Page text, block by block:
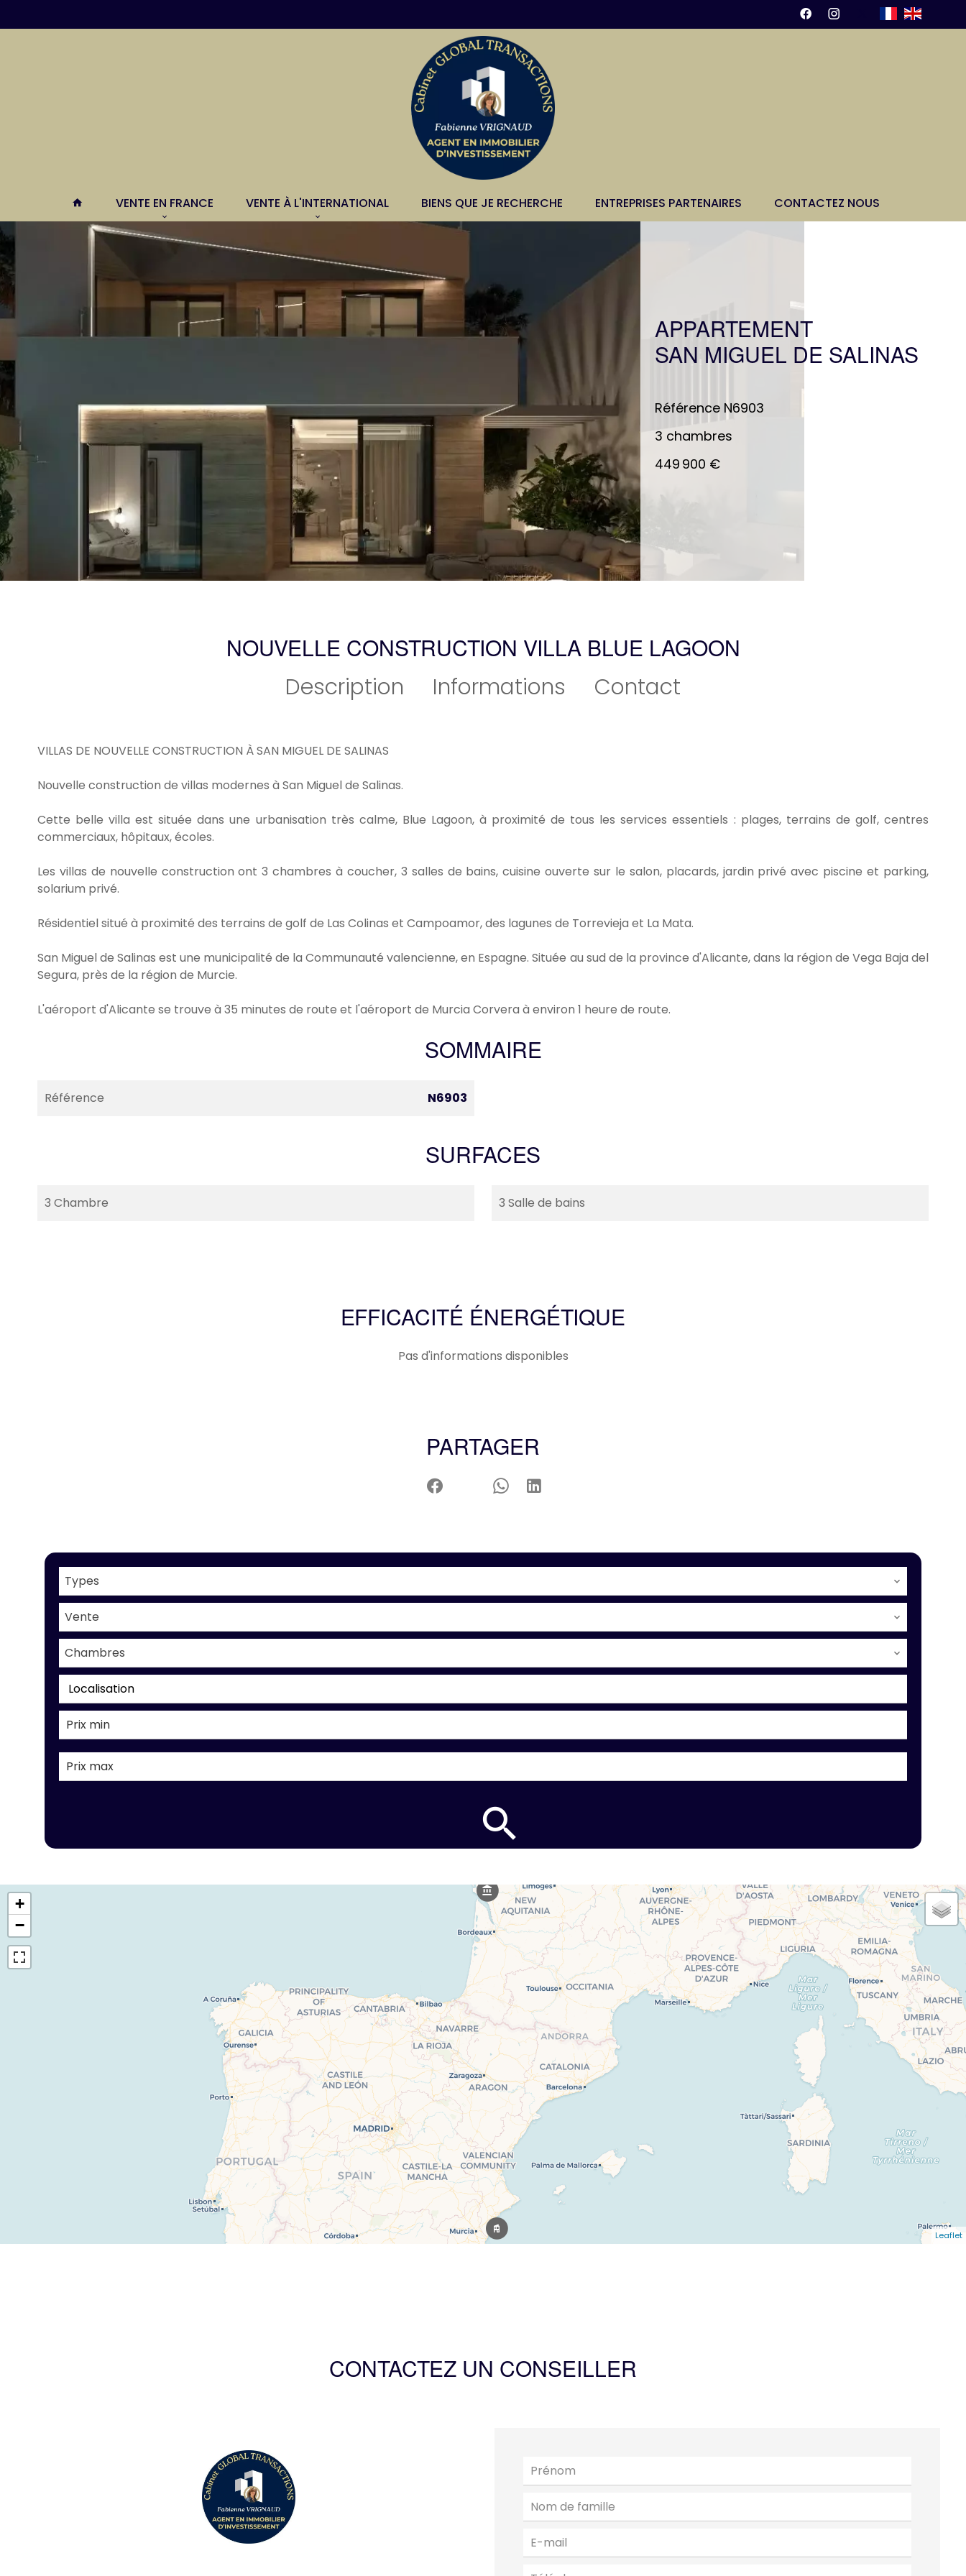
VENTE EN FRANCE VENTE À L'INTERNATIONAL BIENS QUE JE RECHERCHE ENTREPRISES PARTENAIRES CONTACTEZ NOUS
APPARTEMENT
SAN MIGUEL DE SALINAS
Référence N6903
3 chambres
449 900 €
NOUVELLE CONSTRUCTION VILLA BLUE LAGOON
Description Informations Contact
VILLAS DE NOUVELLE CONSTRUCTION À SAN MIGUEL DE SALINAS
Nouvelle construction de villas modernes à San Miguel de Salinas.
Cette belle villa est située dans une urbanisation très calme, Blue Lagoon, à proximité de tous les services essentiels : plages, terrains de golf, centres
commerciaux, hôpitaux, écoles.
Les villas de nouvelle construction ont 3 chambres à coucher, 3 salles de bains, cuisine ouverte sur le salon, placards, jardin privé avec piscine et parking,
solarium privé.
Résidentiel situé à proximité des terrains de golf de Las Colinas et Campoamor, des lagunes de Torrevieja et La Mata.
San Miguel de Salinas est une municipalité de la Communauté valencienne, en Espagne. Située au sud de la province d'Alicante, dans la région de Vega Baja del
Segura, près de la région de Murcie.
L'aéroport d'Alicante se trouve à 35 minutes de route et l'aéroport de Murcia Corvera à environ 1 heure de route.
SOMMAIRE
Référence N6903
SURFACES
3 Chambre 3 Salle de bains
EFFICACITÉ ÉNERGÉTIQUE
Pas d'informations disponibles
PARTAGER
Types
Vente
Chambres
Localisation
+
−
Leaflet
CONTACTEZ UN CONSEILLER